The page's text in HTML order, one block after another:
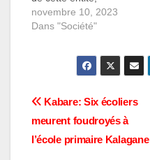
interpellent les
autorités de la ville de
maisons construites
anarchiquement
qualifié impropre à la
autorités et qui met
la…
novembre 10, 2023
Dans "Société"
Navigation
de
Kabare: Six écoliers
meurent foudroyés à
l’école primaire Kalagane